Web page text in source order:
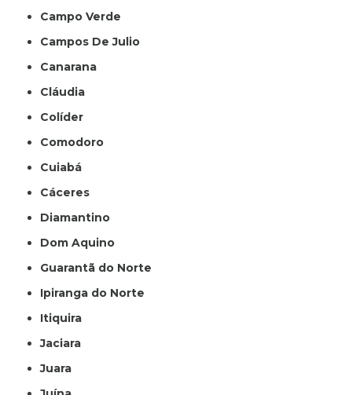
Campo Verde
Campos De Julio
Canarana
Cláudia
Colíder
Comodoro
Cuiabá
Cáceres
Diamantino
Dom Aquino
Guarantã do Norte
Ipiranga do Norte
Itiquira
Jaciara
Juara